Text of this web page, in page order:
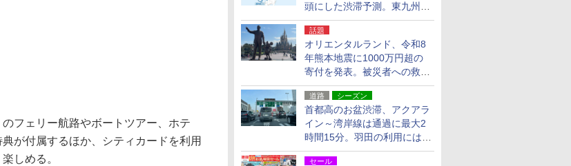
頭にした渋滞予測。東九州道
への迂回は料金調整を実施
話題
オリエンタルランド、令和8
年熊本地震に1000万円超の
寄付を発表。被災者への救援
活動・復旧支援
道路 シーズン
首都高のお盆渋滞、アクアラ
イン～湾岸線は通過に最大2
時間15分。羽田の利用には
「空港西出口」の利用検討を
セール
フェリー航路やボートツアー、ホテ
が付属するほか、シティカードを利用
しめる。